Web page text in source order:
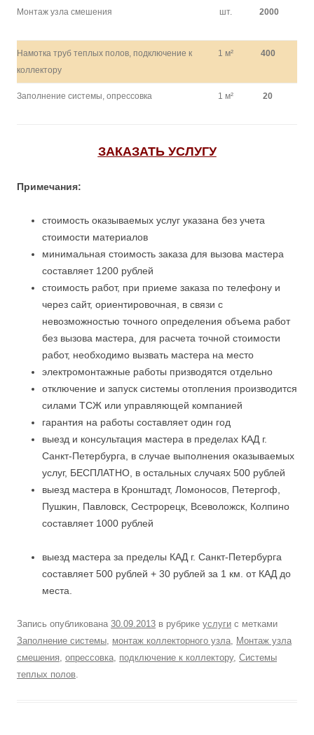
Монтаж узла смешения шт. 2000
Намотка труб теплых полов, подключение к
коллектору
1 м² 400
Заполнение системы, опрессовка 1 м² 20
ЗАКАЗАТЬ УСЛУГУ
Примечания:
стоимость оказываемых услуг указана без учета
стоимости материалов
минимальная стоимость заказа для вызова мастера
составляет 1200 рублей
стоимость работ, при приеме заказа по телефону и
через сайт, ориентировочная, в связи с
невозможностью точного определения объема работ
без вызова мастера, для расчета точной стоимости
работ, необходимо вызвать мастера на место
электромонтажные работы призводятся отдельно
отключение и запуск системы отопления производится
силами ТСЖ или управляющей компанией
гарантия на работы составляет один год
выезд и консультация мастера в пределах КАД г.
Санкт-Петербурга, в случае выполнения оказываемых
услуг, БЕСПЛАТНО, в остальных случаях 500 рублей
выезд мастера в Кронштадт, Ломоносов, Петергоф,
Пушкин, Павловск, Сестрорецк, Всеволожск, Колпино
составляет 1000 рублей
выезд мастера за пределы КАД г. Санкт-Петербурга
составляет 500 рублей + 30 рублей за 1 км. от КАД до
места.
Запись опубликована 30.09.2013 в рубрике услуги с метками
Заполнение системы, монтаж коллекторного узла, Монтаж узла
смешения, опрессовка, подключение к коллектору, Системы
теплых полов.